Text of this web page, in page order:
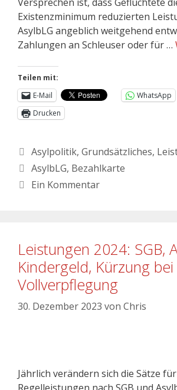
Existenzminimum reduzierten
AsylbLG angeblich weitgehend
Zahlungen an Schleuser oder für …
Teilen mit:
E-Mail
WhatsApp
Drucken
Asylpolitik, Grundsätzliches,
AsylbLG, Bezahlkarte
Ein Kommentar
Leistungen 2024: SGB,
Kindergeld, Kürzung bei
Vollverpflegung
30. Dezember 2023 von Chris
Jährlich verändern sich die Sätze